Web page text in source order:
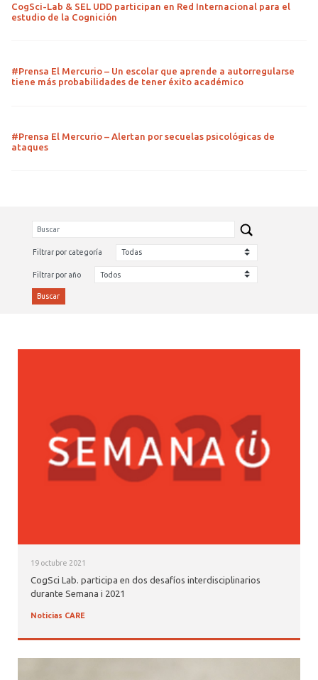
CogSci-Lab & SEL UDD participan en Red Internacional para el
estudio de la Cognición
#Prensa El Mercurio – Un escolar que aprende a autorregularse
tiene más probabilidades de tener éxito académico
#Prensa El Mercurio – Alertan por secuelas psicológicas de
ataques
Filtrar por categoría
Filtrar por año
Buscar
19 octubre 2021
CogSci Lab. participa en dos desafíos interdisciplinarios
durante Semana i 2021
Noticias CARE